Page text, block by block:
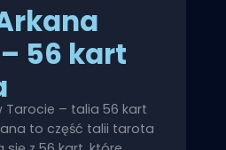
56 kart
Tarocie – talia 56 kart
to część talii tarota